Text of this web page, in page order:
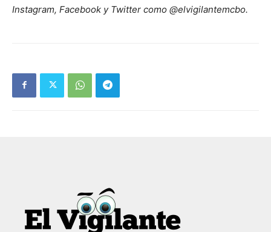
Instagram, Facebook y Twitter como @elvigilantemcbo.